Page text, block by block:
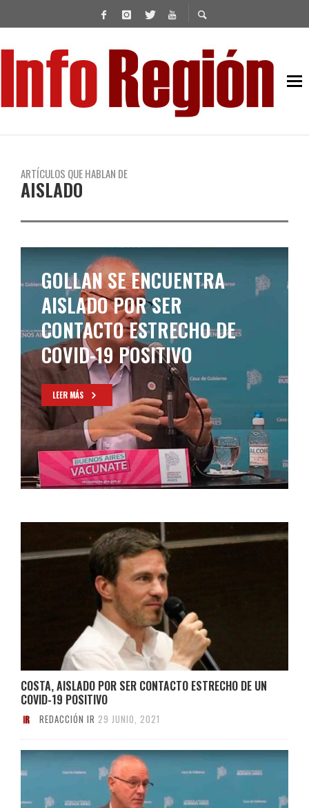
ARTÍCULOS QUE HABLAN DE
AISLADO
GOLLAN SE ENCUENTRA
AISLADO POR SER
CONTACTO ESTRECHO DE
COVID-19 POSITIVO
LEER MÁS
COSTA, AISLADO POR SER CONTACTO ESTRECHO DE UN
COVID-19 POSITIVO
REDACCIÓN IR 29 JUNIO, 2021